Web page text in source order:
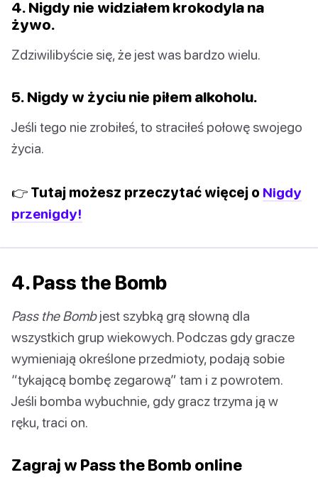
4. Nigdy nie widziałem krokodyla na
żywo.
Zdziwilibyście się, że jest was bardzo wielu.
5. Nigdy w życiu nie piłem alkoholu.
Jeśli tego nie zrobiłeś, to straciłeś połowę swojego
życia.
👉 Tutaj możesz przeczytać więcej o Nigdy
przenigdy!
4. Pass the Bomb
Pass the Bombjest szybką grą słowną dla
wszystkich grup wiekowych. Podczas gdy gracze
wymieniają określone przedmioty, podają sobie
“tykającą bombę zegarową” tam i z powrotem.
Jeśli bomba wybuchnie, gdy gracz trzyma ją w
ręku, traci on.
Zagraj w Pass the Bomb online